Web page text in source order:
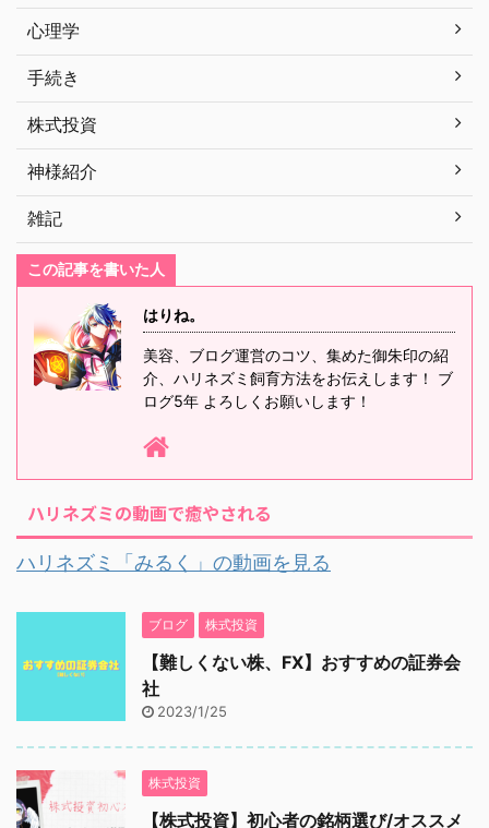
心理学
手続き
株式投資
神様紹介
雑記
この記事を書いた人
はりね。
美容、ブログ運営のコツ、集めた御朱印の紹
介、ハリネズミ飼育方法をお伝えします！ ブ
ログ5年 よろしくお願いします！
ハリネズミの動画で癒やされる
ハリネズミ「みるく」の動画を見る
ブログ 株式投資
【難しくない株、FX】おすすめの証券会
社
2023/1/25
株式投資
【株式投資】初心者の銘柄選び/オススメ